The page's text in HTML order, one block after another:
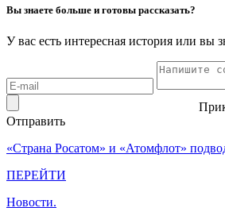
Вы знаете больше и готовы рассказать?
У вас есть интересная история или
Отправить
«Страна Росатом» и «Атомфлот»
ПЕРЕЙТИ
Новости.